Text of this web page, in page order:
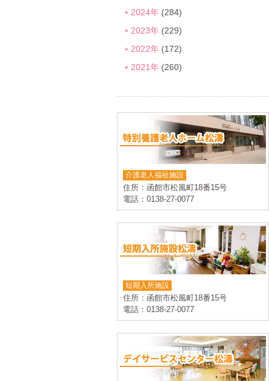
2024年 (284)
2023年 (229)
2022年 (172)
2021年 (260)
介護老人福祉施設
住所：函館市松風町18番15号
電話：0138-27-0077
短期入所施設
住所：函館市松風町18番15号
電話：0138-27-0077